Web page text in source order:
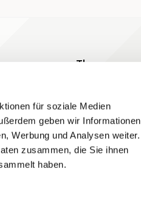
für soziale Medien
geben wir Informationen
Werbung und Analysen weiter.
zusammen, die Sie ihnen
haben.
Themen